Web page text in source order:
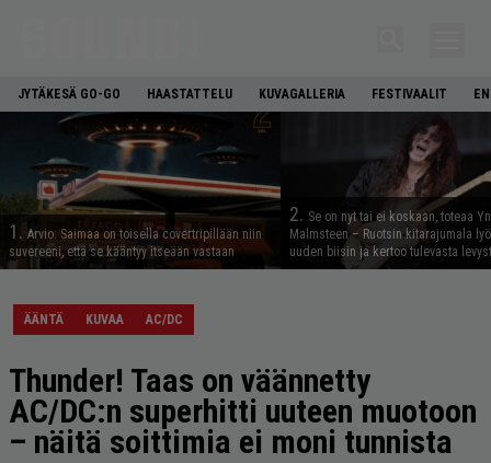
JYTÄKESÄ GO-GO HAASTATTELU KUVAGALLERIA FESTIVAALIT
1. Arvio: Saimaa on toisella covertripillään niin
suvereeni, että se kääntyy itseään vastaan
2. Se on nyt tai ei koskaan, toteaa
Malmsteen – Ruotsin kitarajumala
uuden biisin ja kertoo tulevasta
ÄÄNTÄ KUVAA AC/DC
Thunder! Taas on väännetty
AC/DC:n superhitti uuteen muotoon
– näitä soittimia ei moni tunnista